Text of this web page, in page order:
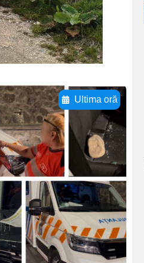
Ultima oră
textul
aici
aici
aici
subti